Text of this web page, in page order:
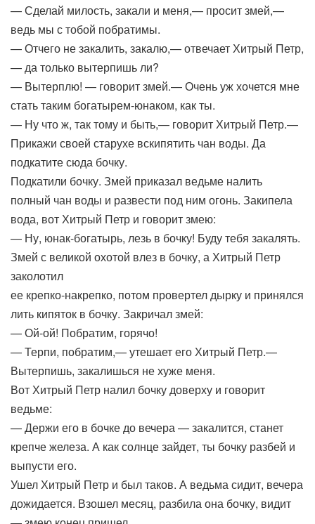
— Сделай милость, закали и меня,— просит змей,—
ведь мы с тобой побратимы.
— Отчего не закалить, закалю,— отвечает Хитрый Петр,
— да только вытерпишь ли?
— Вытерплю! — говорит змей.— Очень уж хочется мне
стать таким богатырем-юнаком, как ты.
— Ну что ж, так тому и быть,— говорит Хитрый Петр.—
Прикажи своей старухе вскипятить чан воды. Да
подкатите сюда бочку.
Подкатили бочку. Змей приказал ведьме налить
полный чан воды и развести под ним огонь. Закипела
вода, вот Хитрый Петр и говорит змею:
— Ну, юнак-богатырь, лезь в бочку! Буду тебя закалять.
Змей с великой охотой влез в бочку, а Хитрый Петр
заколотил
ее крепко-накрепко, потом провертел дырку и принялся
лить кипяток в бочку. Закричал змей:
— Ой-ой! Побратим, горячо!
— Терпи, побратим,— утешает его Хитрый Петр.—
Вытерпишь, закалишься не хуже меня.
Вот Хитрый Петр налил бочку доверху и говорит
ведьме:
— Держи его в бочке до вечера — закалится, станет
крепче железа. А как солнце зайдет, ты бочку разбей и
выпусти его.
Ушел Хитрый Петр и был таков. А ведьма сидит, вечера
дожидается. Взошел месяц, разбила она бочку, видит